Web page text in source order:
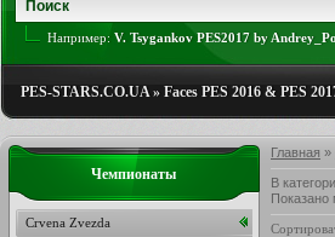
Например: V. Tsygankov PES2017 by
PES-STARS.CO.UA» Faces PES 2016 & PES
Главная »
В
Показано
Чемпионаты
Crvena Zvezda